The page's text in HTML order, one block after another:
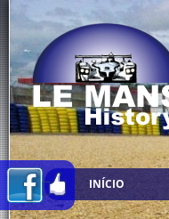
INÍCIO